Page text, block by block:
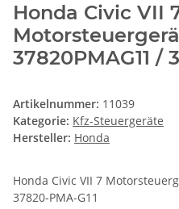
Honda Civic VII
37820PMAG11 /
Artikelnummer: 11039
Kategorie: Kfz-Steuergeräte
Hersteller: Honda
Honda Civic VII 7
37820-PMA-G11